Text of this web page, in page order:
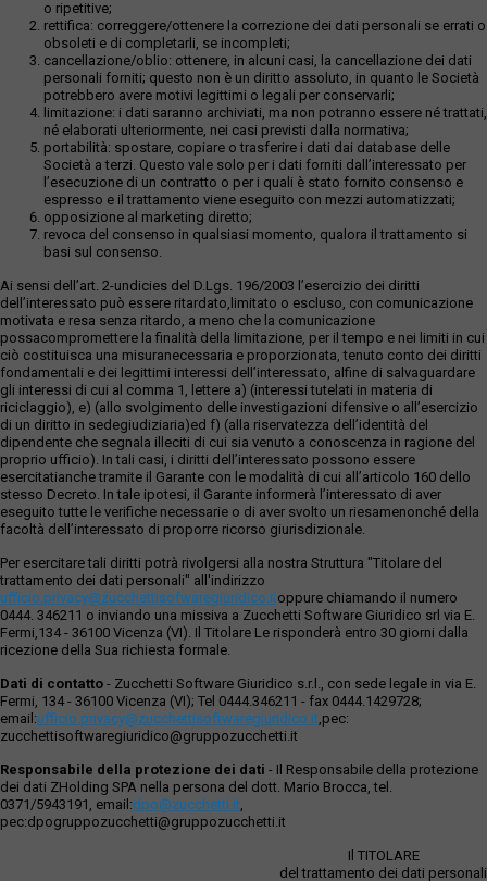
o ripetitive;
rettifica: correggere/ottenere la correzione dei dati personali se errati o
obsoleti e di completarli, se incompleti;
cancellazione/oblio: ottenere, in alcuni casi, la cancellazione dei dati
personali forniti; questo non è un diritto assoluto, in quanto le Società
potrebbero avere motivi legittimi o legali per conservarli;
limitazione: i dati saranno archiviati, ma non potranno essere né trattati,
né elaborati ulteriormente, nei casi previsti dalla normativa;
portabilità: spostare, copiare o trasferire i dati dai database delle
Società a terzi. Questo vale solo per i dati forniti dall’interessato per
l’esecuzione di un contratto o per i quali è stato fornito consenso e
espresso e il trattamento viene eseguito con mezzi automatizzati;
opposizione al marketing diretto;
revoca del consenso in qualsiasi momento, qualora il trattamento si
basi sul consenso.
Ai sensi dell’art. 2-undicies del D.Lgs. 196/2003 l’esercizio dei diritti
dell’interessato può essere ritardato,limitato o escluso, con comunicazione
motivata e resa senza ritardo, a meno che la comunicazione
possacompromettere la finalità della limitazione, per il tempo e nei limiti in cui
ciò costituisca una misuranecessaria e proporzionata, tenuto conto dei diritti
fondamentali e dei legittimi interessi dell’interessato, alfine di salvaguardare
gli interessi di cui al comma 1, lettere a) (interessi tutelati in materia di
riciclaggio), e) (allo svolgimento delle investigazioni difensive o all’esercizio
di un diritto in sedegiudiziaria)ed f) (alla riservatezza dell’identità del
dipendente che segnala illeciti di cui sia venuto a conoscenza in ragione del
proprio ufficio). In tali casi, i diritti dell’interessato possono essere
esercitatianche tramite il Garante con le modalità di cui all’articolo 160 dello
stesso Decreto. In tale ipotesi, il Garante informerà l’interessato di aver
eseguito tutte le verifiche necessarie o di aver svolto un riesamenonché della
facoltà dell’interessato di proporre ricorso giurisdizionale.
Per esercitare tali diritti potrà rivolgersi alla nostra Struttura "Titolare del
trattamento dei dati personali" all'indirizzo
ufficio.privacy@zucchettisofwaregiuridico.itoppure chiamando il numero
0444. 346211 o inviando una missiva a Zucchetti Software Giuridico srl via E.
Fermi,134 - 36100 Vicenza (VI). Il Titolare Le risponderà entro 30 giorni dalla
ricezione della Sua richiesta formale.
Dati di contatto - Zucchetti Software Giuridico s.r.l., con sede legale in via E.
Fermi, 134 - 36100 Vicenza (VI); Tel 0444.346211 - fax 0444.1429728;
email:ufficio.privacy@zucchettisoftwaregiuridico.it,pec:
zucchettisoftwaregiuridico@gruppozucchetti.it
Responsabile della protezione dei dati - Il Responsabile della protezione
dei dati ZHolding SPA nella persona del dott. Mario Brocca, tel.
0371/5943191, email:dpo@zucchetti.it,
pec:dpogruppozucchetti@gruppozucchetti.it
Il TITOLARE
del trattamento dei dati personali